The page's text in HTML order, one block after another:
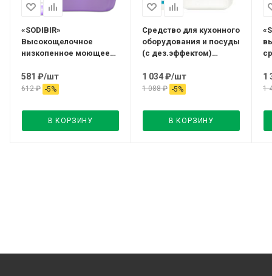
«SODIBIR»
Высокощелочное
низкопенное моющее
581 ₽/шт
612₽ -5%
В КОРЗИНУ
Средство для кухонного
оборудования и посуды
(с дез.эффектом)
1 034₽/шт
1 088₽ -5%
В КОРЗИНУ
1
1